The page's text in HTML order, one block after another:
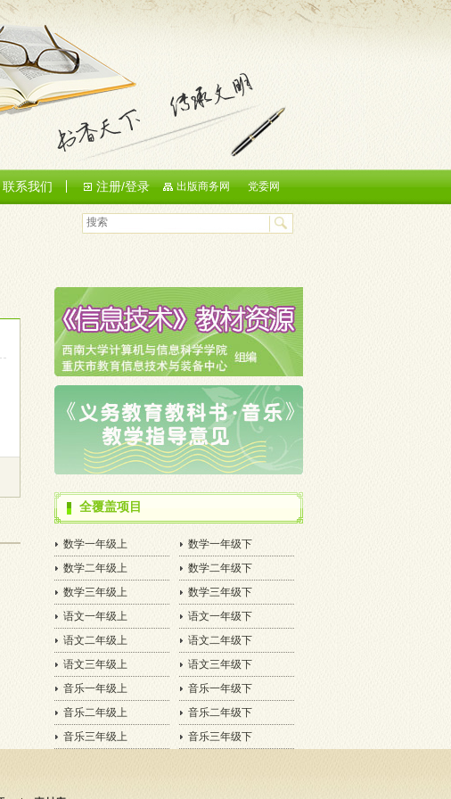
联系我们 党委网
出版商务网
注册/登录
全覆盖项目
数学一年级上
数学二年级上
数学三年级上
语文一年级上
语文二年级上
语文三年级上
音乐一年级上
音乐二年级上
音乐三年级上
数学一年级下
数学二年级下
数学三年级下
语文一年级下
语文二年级下
语文三年级下
音乐一年级下
音乐二年级下
音乐三年级下